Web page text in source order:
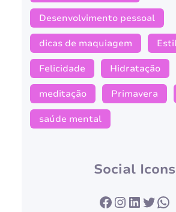
Desenvolvimento pessoal
dicas de maquiagem
Felicidade Hidratação
meditação Primavera
saúde mental
Social Icons
Facebook InstagramLinkedIn Twitter WhatsApp